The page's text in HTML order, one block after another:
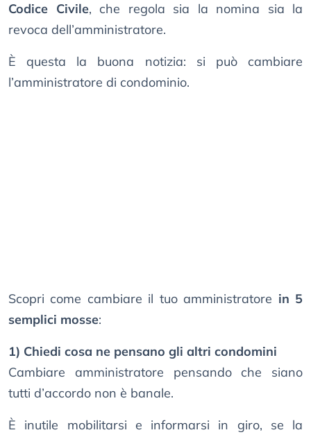
Codice Civile, che regola sia la nomina sia la
revoca dell’amministratore.
È questa la buona notizia: si può cambiare
l’amministratore di condominio.
Scopri come cambiare il tuo amministratore in 5
semplici mosse:
1) Chiedi cosa ne pensano gli altri condomini
Cambiare amministratore pensando che siano
tutti d’accordo non è banale.
È inutile mobilitarsi e informarsi in giro, se la